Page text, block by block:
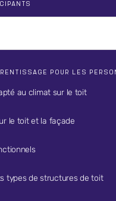
POUR LES
au climat sur le toit
le toit et la façade
types de structures de toit